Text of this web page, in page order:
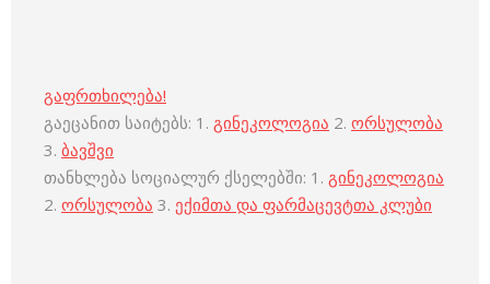
გაფრთხილება!
გაეცანით საიტებს: 1. გინეკოლოგია 2. ორსულობა
3. ბავშვი
თანხლება სოციალურ ქსელებში: 1. გინეკოლოგია
2. ორსულობა 3. ექიმთა და ფარმაცევტთა კლუბი